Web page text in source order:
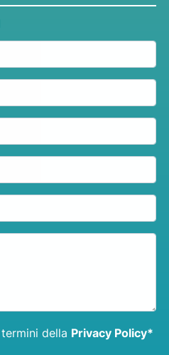
della Privacy Policy*